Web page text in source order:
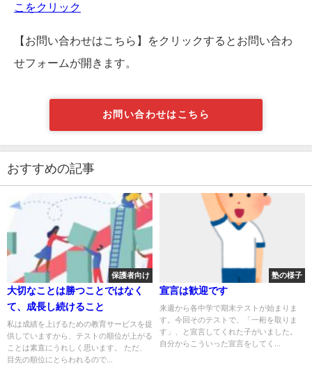
こをクリック
【お問い合わせはこちら】をクリックするとお問い合わ
せフォームが開きます。
お問い合わせはこちら
おすすめの記事
保護者向け
大切なことは勝つことではなく
て、成長し続けること
私は成績を上げるための教育サービスを提
供していますから、テストの順位が上がる
ことは素直にうれしく思います。 ただ、
目先の順位にとらわれるので...
塾の様子
宣言は歓迎です
来週から各中学で期末テストが始まりま
す。今回そのテストで、「一桁を取りま
す」、と宣言してくれた子がいました。
自分からこういった宣言をしてく...